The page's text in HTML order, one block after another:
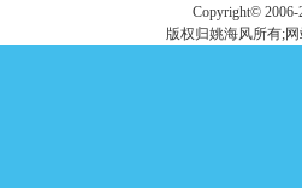
Copyright© 2006-
版权归姚海风所有;